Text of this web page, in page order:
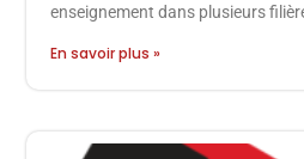
enseignement dans plusieurs
En savoir plus »